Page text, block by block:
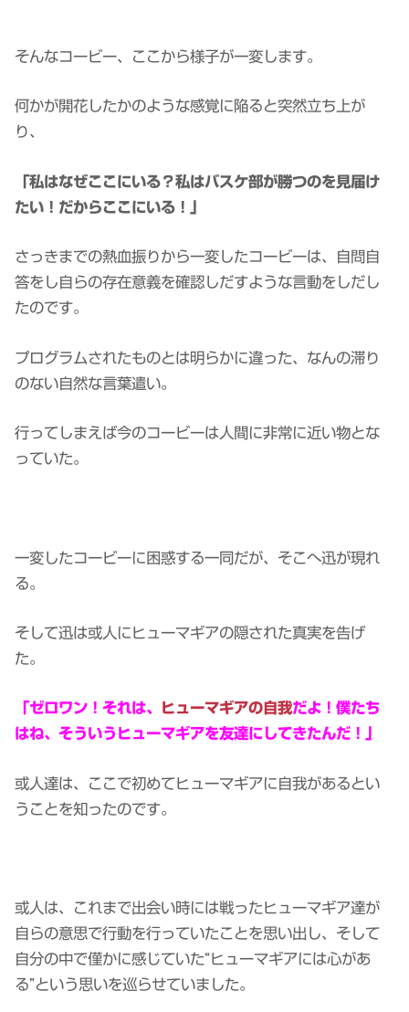
そんなコービー、ここから様子が一変します。
何かが開花したかのような感覚に陥ると突然立ち上が
り、
「私はなぜここにいる？私はバスケ部が勝つのを見届け
たい！だからここにいる！」
さっきまでの熱血振りから一変したコービーは、自問自
答をし自らの存在意義を確認しだすような言動をしだし
たのです。
プログラムされたものとは明らかに違った、なんの滞り
のない自然な言葉遣い。
行ってしまえば今のコービーは人間に非常に近い物とな
っていた。
一変したコービーに困惑する一同だが、そこへ迅が現れ
る。
そして迅は或人にヒューマギアの隠された真実を告げ
た。
「ゼロワン！それは、 ヒューマギアの自我だよ！僕たち
はね、そういうヒューマギアを友達にしてきたんだ！」
或人達は、ここで初めてヒューマギアに自我があるとい
うことを知ったのです。
或人は、これまで出会い時には戦ったヒューマギア達が
自らの意思で行動を行っていたことを思い出し、そして
自分の中で僅かに感じていた“ヒューマギアには心があ
る”という思いを巡らせていました。